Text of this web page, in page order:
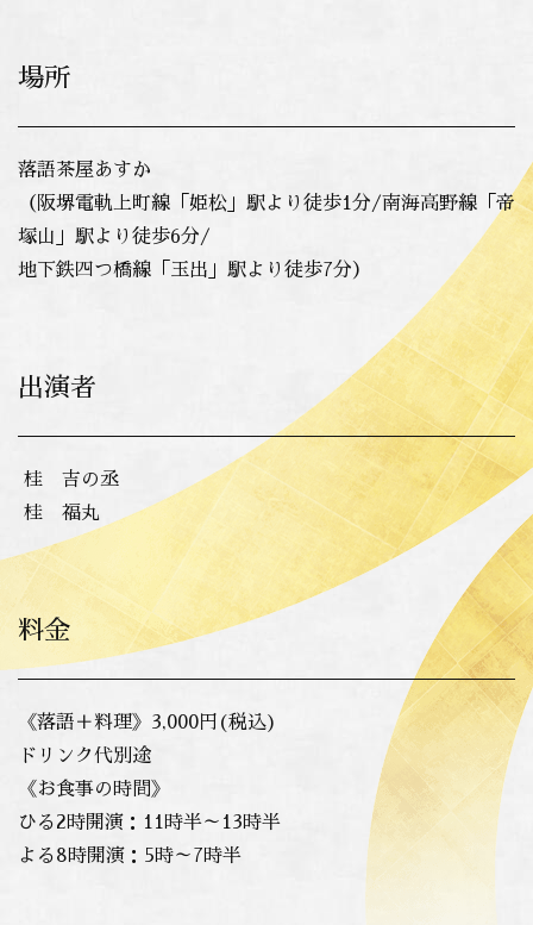
場所
落語茶屋あすか
（阪堺電軌上町線「姫松」駅より徒歩1分/南海高野線「帝
塚山」駅より徒歩6分/
地下鉄四つ橋線「玉出」駅より徒歩7分）
出演者
桂 吉の丞
桂 福丸
料金
《落語＋料理》3,000円(税込)
ドリンク代別途
《お食事の時間》
ひる2時開演：11時半～13時半
よる8時開演：5時～7時半